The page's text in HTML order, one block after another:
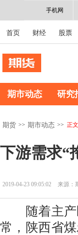
手机网
首页 财经 股票
期市动态 研究
期货 >> 期市动态 >> 正文
下游需求“
2019-04-23 09:05:02 来源：
随着主产
常，陕西省